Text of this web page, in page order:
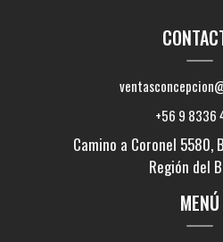
+56 9 8336
Camino a Coronel 5580,
Región del
MENÚ